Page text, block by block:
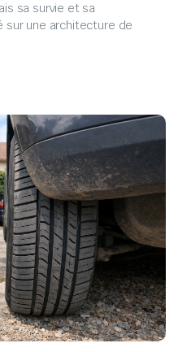
sa survie et sa
sur une architecture de